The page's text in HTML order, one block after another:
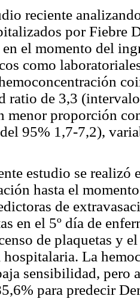
reciente
por Fiebre
el momento del
como
ratio de 3,3
menor proporción
95% 1,7-7,2),
estudio se
hasta el
de
en el 5º día de
de plaquetas y
hospitalaria. La
sensibilidad, pero
para predecir